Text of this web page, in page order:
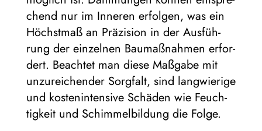
chend nur im Inne­ren erfol­gen, was ein
Höchst­maß an Prä­zi­sion in der Aus­füh­
rung der ein­zel­nen Bau­maß­nah­men erfor­
dert. Beach­tet man diese Maß­gabe mit
unzu­rei­chen­der Sorg­falt, sind lang­wie­rige
und kos­ten­in­ten­sive Schä­den wie Feuch­
tig­keit und Schim­mel­bil­dung die Folge.